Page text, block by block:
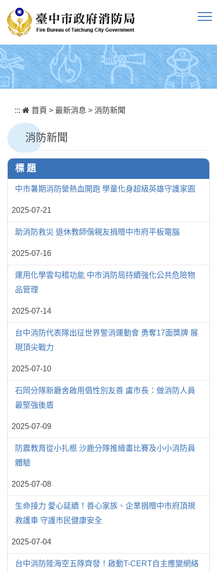
::: 首頁 > 最新消息 > 消防新聞
消防新聞
標 題
中市暑期消防營熱血開跑 學童化身超級英雄守護家園
2025-07-21
助消防救災 退休教師偕親友捐贈中市府平板電腦
2025-07-16
運用化學雲勾稽功能 中市消防局持續強化公共危險物
品管理
2025-07-14
台中消防代表隊出征世界警消運動會 勇奪17面獎牌 展
現頂尖戰力
2025-07-10
石岡分隊新廳舍啟用倡性別友善 盧市長：做消防人員
最堅強後盾
2025-07-09
防震教育從小扎根 沙鹿分隊推繪畫比賽及小小消防員
體驗
2025-07-08
生命接力 愛心延續！善心家族、企業捐贈中市府頂規
救護車 守護市民健康安全
2025-07-04
台中消防陸海空五隊齊發！啟動T-CERT自主應變網絡